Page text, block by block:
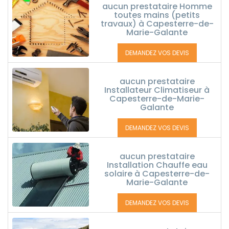
aucun prestataire Homme
toutes mains (petits
travaux) à Capesterre-de-
Marie-Galante
DEMANDEZ VOS DEVIS
aucun prestataire
Installateur Climatiseur à
Capesterre-de-Marie-
Galante
DEMANDEZ VOS DEVIS
aucun prestataire
Installation Chauffe eau
solaire à Capesterre-de-
Marie-Galante
DEMANDEZ VOS DEVIS